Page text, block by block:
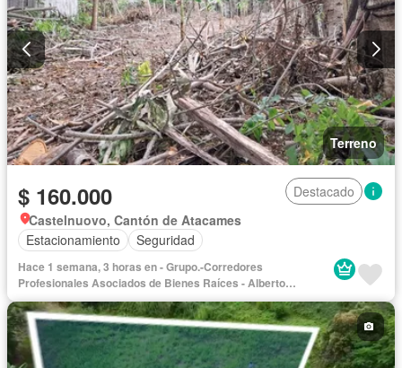
Terreno
$ 160.000
Destacado
Castelnuovo, Cantón de Atacames
Estacionamiento
Seguridad
Hace 1 semana, 3 horas en - Grupo.-Corredores
Profesionales Asociados de Bienes Raíces - Alberto
Rodríguez Lic. 1412-P